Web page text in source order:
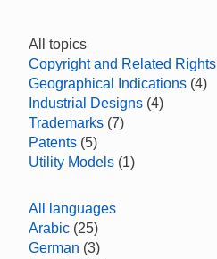
All topics
Copyright and Related Rights
Geographical Indications (4)
Industrial Designs (4)
Trademarks (7)
Patents (5)
Utility Models (1)
All languages
Arabic (25)
German (3)